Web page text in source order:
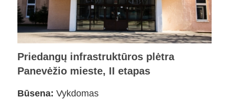
Priedangų infrastruktūros plėtra
Panevėžio mieste, II etapas
Būsena: Vykdomas